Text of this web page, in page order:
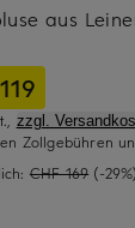
aus
zzgl.
Zollgebühren
CHF 169 (-29%)